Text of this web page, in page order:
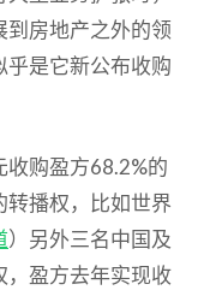
到房地产之外的领
是它新公布收购
购盈方68.2%的
转播权，比如世界
）另外三名中国及
，盈方去年实现收